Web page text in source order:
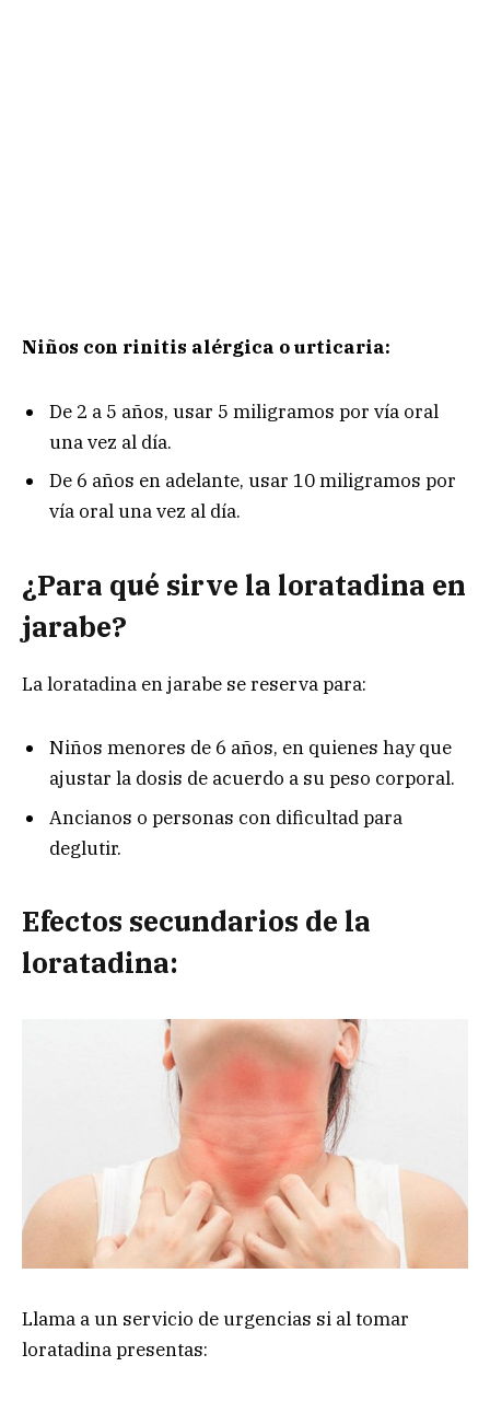
Niños con rinitis alérgica o urticaria:
De 2 a 5 años, usar 5 miligramos por vía oral
una vez al día.
De 6 años en adelante, usar 10 miligramos por
vía oral una vez al día.
¿Para qué sirve la loratadina en
jarabe?
La loratadina en jarabe se reserva para:
Niños menores de 6 años, en quienes hay que
ajustar la dosis de acuerdo a su peso corporal.
Ancianos o personas con dificultad para
deglutir.
Efectos secundarios de la
loratadina:
Llama aun servicio de urgencias si al tomar
loratadina presentas: